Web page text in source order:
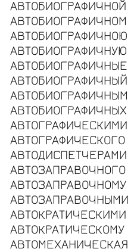
АВТОБИОГРАФИЧНОЙ
АВТОБИОГРАФИЧНОМ
АВТОБИОГРАФИЧНОЮ
АВТОБИОГРАФИЧНУЮ
АВТОБИОГРАФИЧНЫЕ
АВТОБИОГРАФИЧНЫЙ
АВТОБИОГРАФИЧНЫМ
АВТОБИОГРАФИЧНЫХ
АВТОГРАФИЧЕСКИМИ
АВТОГРАФИЧЕСКОГО
АВТОДИСПЕТЧЕРАМИ
АВТОЗАПРАВОЧНОГО
АВТОЗАПРАВОЧНОМУ
АВТОЗАПРАВОЧНЫМИ
АВТОКРАТИЧЕСКИМИ
АВТОКРАТИЧЕСКОМУ
АВТОМЕХАНИЧЕСКАЯ